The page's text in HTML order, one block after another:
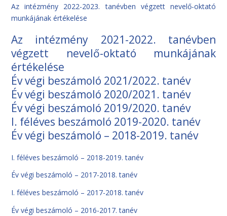
Az intézmény 2022-2023. tanévben végzett nevelő-oktató
munkájának értékelése
Az intézmény 2021-2022. tanévben
végzett nevelő-oktató munkájának
értékelése
Év végi beszámoló 2021/2022. tanév
Év végi beszámoló 2020/2021. tanév
Év végi beszámoló 2019/2020. tanév
I. féléves beszámoló 2019-2020. tanév
Év végi beszámoló – 2018-2019. tanév
I. féléves beszámoló – 2018-2019. tanév
Év végi beszámoló – 2017-2018. tanév
I. féléves beszámoló – 2017-2018. tanév
Év végi beszámoló – 2016-2017. tanév